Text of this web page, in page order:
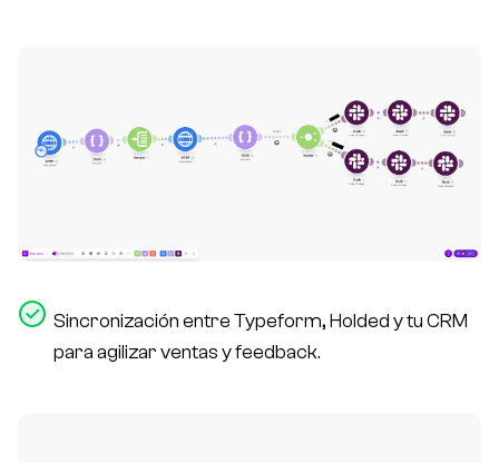
Sincronización entre Typeform, Holded y tu CRM
para agilizar ventas y feedback.